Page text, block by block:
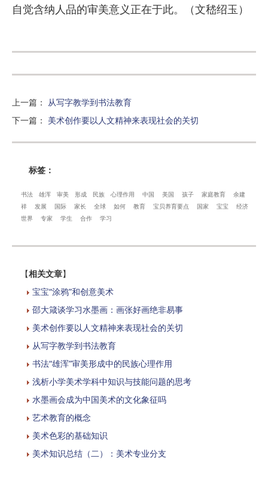
自觉含纳人品的审美意义正在于此。（文嵇绍玉）
上一篇 ： 从写字教学到书法教育
下一篇 ： 美术创作要以人文精神来表现社会的关切
标签：
书法 雄浑 审美 形成 民族 心理作用 中国 美国 孩子 家庭教育
余建
祥
发展 国际 家长 全球 如何 教育 宝贝养育要点 国家 宝宝
经济
世界
专家 学生 合作 学习
【相关文章】
宝宝“涂鸦”和创意美术
邵大箴谈学习水墨画：画张好画绝非易事
美术创作要以人文精神来表现社会的关切
从写字教学到书法教育
书法“雄浑”审美形成中的民族心理作用
浅析小学美术学科中知识与技能问题的思考
水墨画会成为中国美术的文化象征吗
艺术教育的概念
美术色彩的基础知识
美术知识总结（二）：美术专业分支